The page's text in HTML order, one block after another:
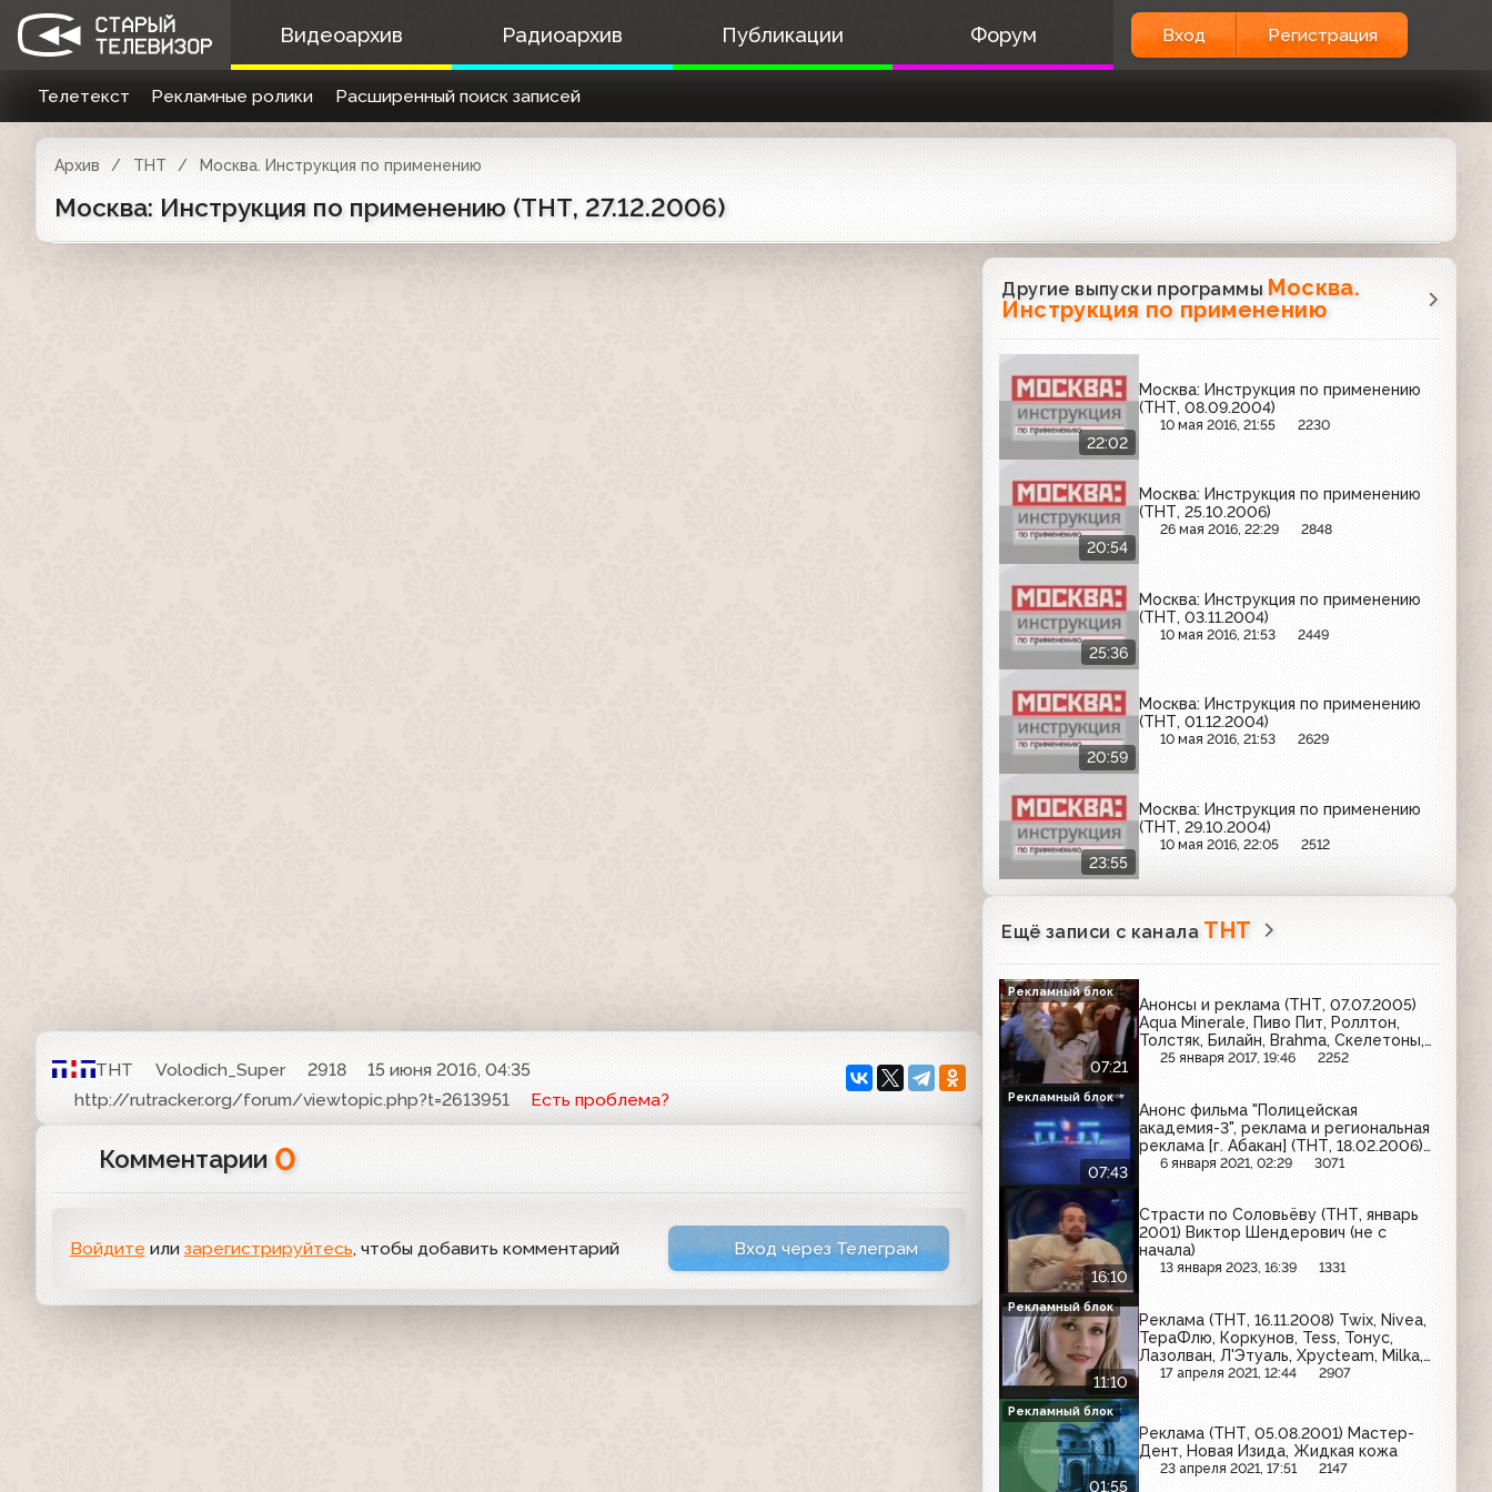
Видеоархив Радиоархив Публикации Форум Вход Регистрация
Телетекст Рекламные ролики Расширенный поиск записей
Архив ТНТ Москва. Инструкция по применению
Москва: Инструкция по применению (ТНТ, 27.12.2006)
ТНТ Volodich_Super 2918
15 июня 2016, 04:35
http://rutracker.org/forum/viewtopic.php?t=2613951
Есть проблема?
Комментарии 0
Войдите или зарегистрируйтесь, чтобы добавить комментарий Вход через Телеграм
Другие выпуски программы Москва.
Инструкция по применению
22:02
Москва: Инструкция по применению
(ТНТ, 08.09.2004)
10 мая 2016, 21:55 2230
20:54
Москва: Инструкция по применению
(ТНТ, 25.10.2006)
26 мая 2016, 22:29 2848
25:36
Москва: Инструкция по применению
(ТНТ, 03.11.2004)
10 мая 2016, 21:53 2449
20:59
Москва: Инструкция по применению
(ТНТ, 01.12.2004)
10 мая 2016, 21:53 2629
23:55
Москва: Инструкция по применению
(ТНТ, 29.10.2004)
10 мая 2016, 22:05 2512
Ещё записи с канала ТНТ
07:21
Анонсы и реклама (ТНТ, 07.07.2005)
Aqua Minerale, Пиво Пит, Роллтон,
Толстяк, Билайн, Brahma, Скелетоны,
Bagbier
25 января 2017, 19:46 2252
Рекламный блок
07:43
Анонс фильма "Полицейская
академия-3", реклама и региональная
реклама [г. Абакан] (ТНТ, 18.02.2006)
Garnier, Cheetos, Мегафон, Huggies,
6 января 2021, 02:29 3071
Рекламный блок
16:10
Страсти по Соловьёву (ТНТ, январь
2001) Виктор Шендерович (не с
начала)
13 января 2023, 16:39 1331
11:10
Реклама (ТНТ, 16.11.2008) Twix, Nivea,
ТераФлю, Коркунов, Tess, Тонус,
Лазолван, Л'Этуаль, Хрусteam, Milka,
Эльдорадо, ВТБ24, Фруктовый сад,
17 апреля 2021, 12:44 2907
Рекламный блок
01:55
Реклама (ТНТ, 05.08.2001) Мастер-
Дент, Новая Изида, Жидкая кожа
23 апреля 2021, 17:51 2147
Рекламный блок